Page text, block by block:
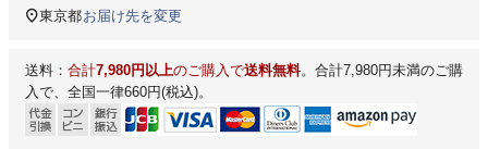
東京都お届け先を変更
送料： 合計7,980円以上のご購入で送料無料。合計7,980円未満のご購
入で、全国一律660円(税込)。